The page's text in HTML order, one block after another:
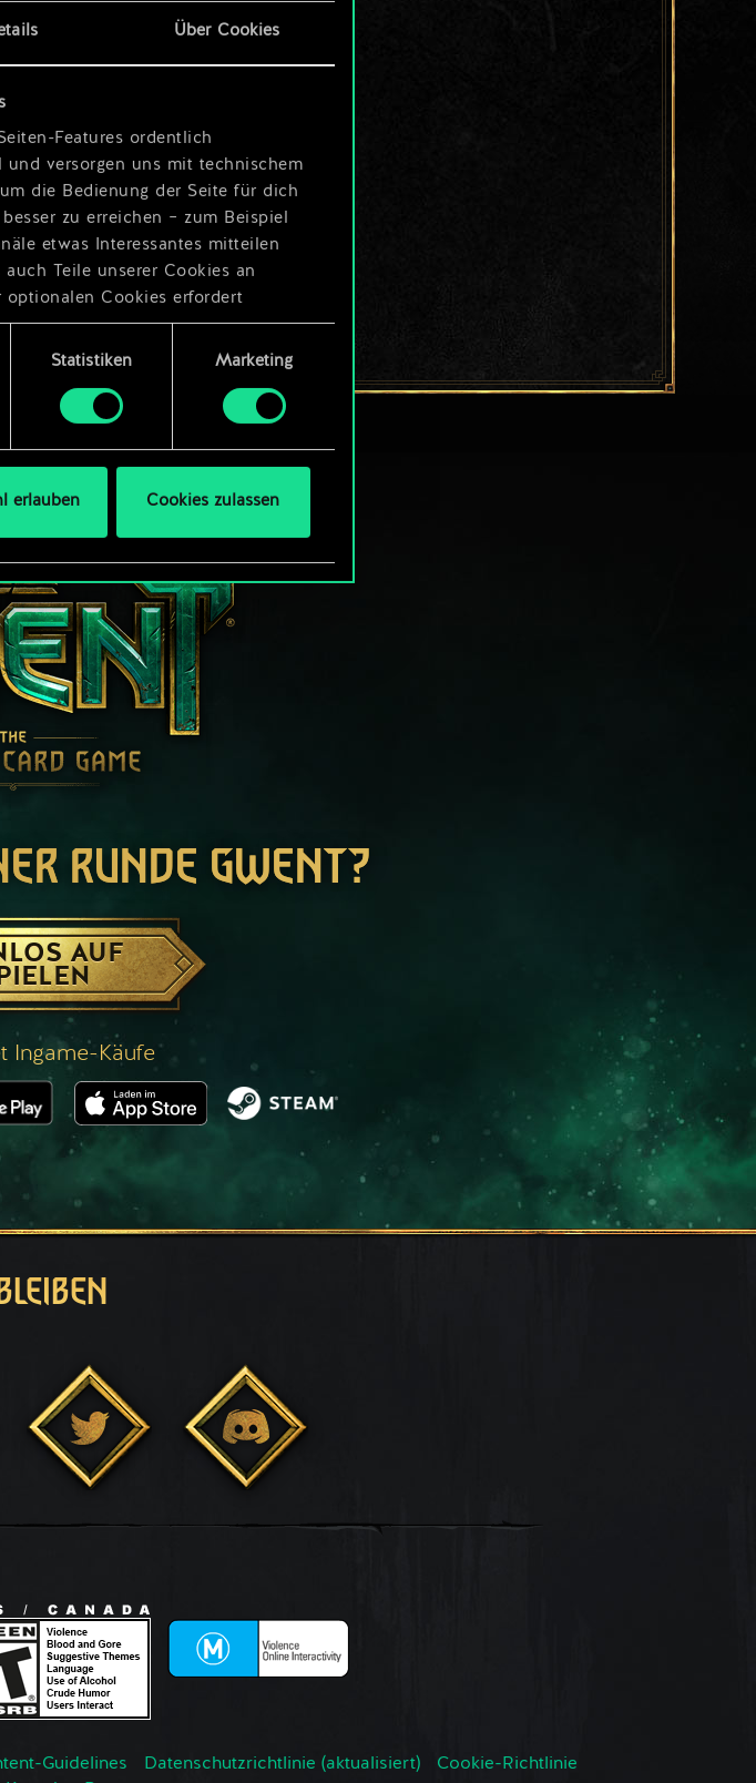
Über Cookies
Features ordentlich
versorgen uns mit technischem
die Bedienung der Seite für dich
zu erreichen – zum Beispiel
etwas Interessantes mitteilen
Teile unserer Cookies an
optionalen Cookies erfordert
auch alle Einstellungen rund
Statistiken Marketing
erlauben Cookies zulassen
RUNDE GWENT?
AUF
Ingame-Käufe
Guidelines Datenschutzrichtlinie (aktualisiert)
Cookie-Richtlinie